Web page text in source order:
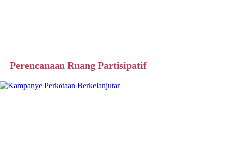
Perencanaan Ruang Partisipatif